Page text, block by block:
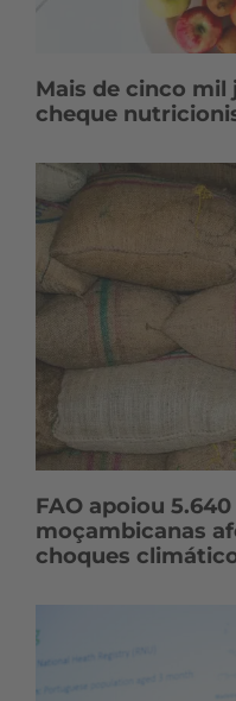
Mais de cinco mil
cheque
FAO apoiou
moçambicanas
choques